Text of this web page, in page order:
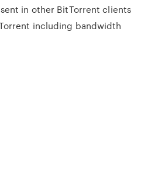
in other BitTorrent clients
including bandwidth